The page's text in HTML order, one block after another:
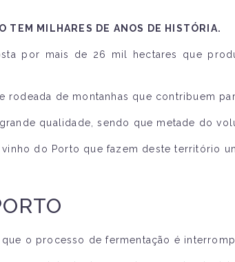
TEM MILHARES DE ANOS DE HISTÓRIA.
por mais de 26 mil hectares que
de montanhas que contribuem
qualidade, sendo que metade do
do Porto que fazem deste território
o processo de fermentação é